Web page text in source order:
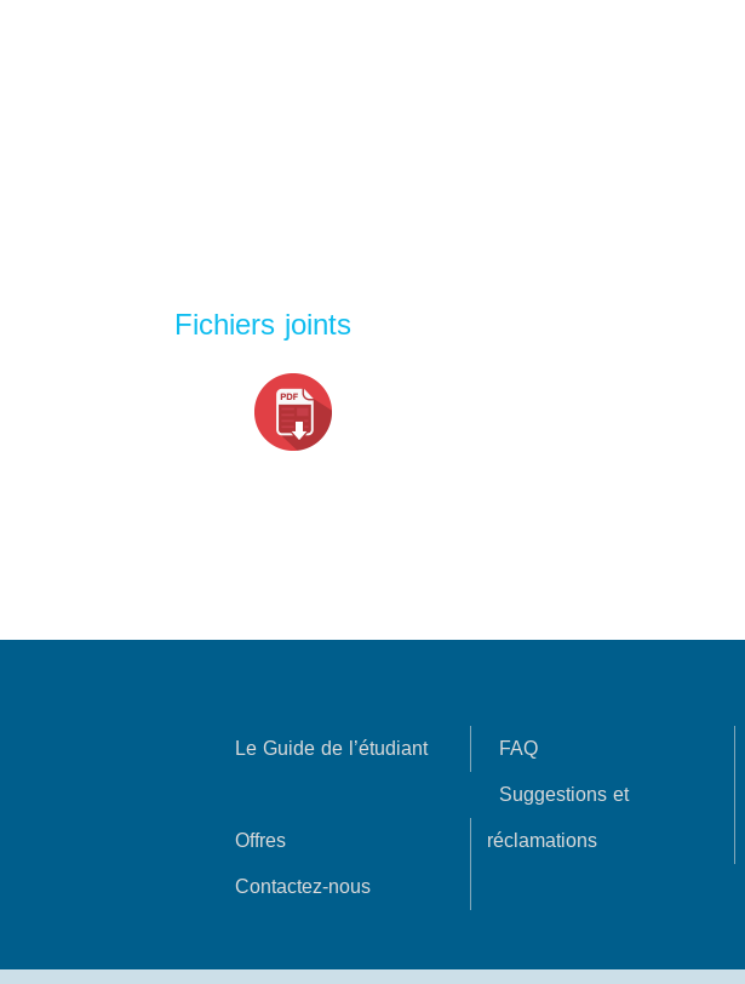
Fichiers joints
Le Guide de l’étudiant FAQ
Offres
Suggestions et
réclamations
Contactez-nous